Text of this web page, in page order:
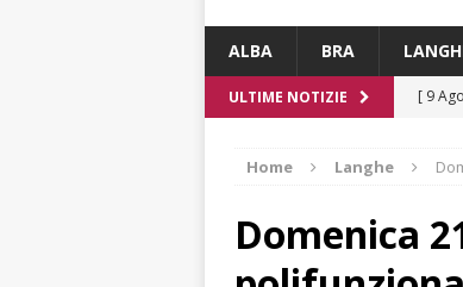
ALBA BRA
ULTIME NOTIZIE [ 9
[ 9
[ 8
Home Langhe
Domenica